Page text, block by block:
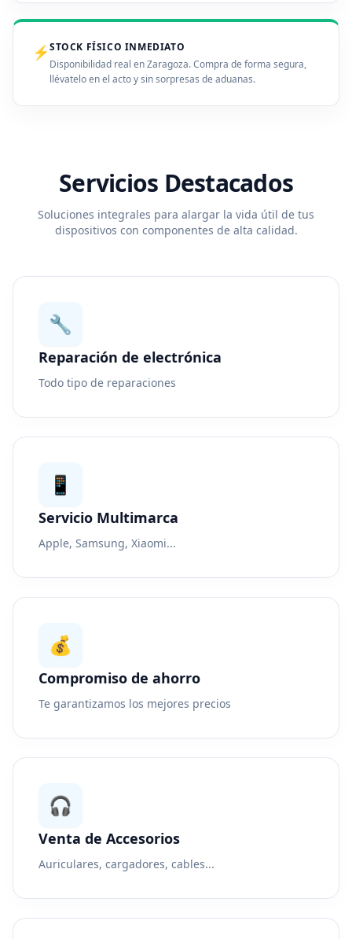
⚡STOCK FÍSICO INMEDIATO
Disponibilidad real en Zaragoza. Compra de forma segura,
llévatelo en el acto y sin sorpresas de aduanas.
Servicios Destacados
Soluciones integrales para alargar la vida útil de tus
dispositivos con componentes de alta calidad.
🔧
Reparación de electrónica
Todo tipo de reparaciones
📱
Servicio Multimarca
Apple, Samsung, Xiaomi...
💰
Compromiso de ahorro
Te garantizamos los mejores precios
🎧
Venta de Accesorios
Auriculares, cargadores, cables...